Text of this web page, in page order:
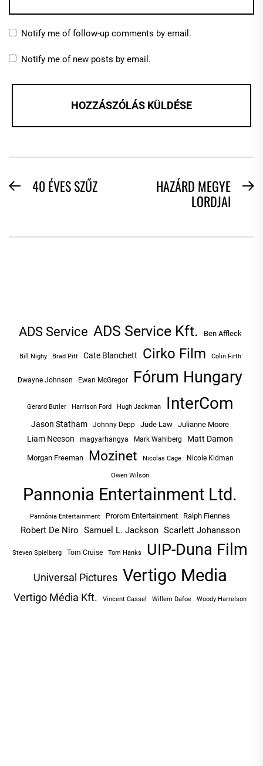
Notify me of follow-up comments by email.
Notify me of new posts by email.
BEJEGYZÉS
Previous40 ÉVES SZŰZ
HAZÁRD MEGYE
LORDJAI
ADS Service ADS Service Kft. Ben Affleck
Bill Nighy Brad Pitt Cate Blanchett Cirko Film Colin Firth
Dwayne Johnson Ewan McGregor Fórum Hungary
Gerard Butler Harrison Ford Hugh Jackman InterCom
Jason Statham Johnny Depp Jude Law Julianne Moore
Liam Neeson magyarhangya Mark Wahlberg Matt Damon
Morgan Freeman Mozinet Nicolas Cage Nicole Kidman
Owen Wilson
Pannonia Entertainment Ltd.
Pannónia Entertainment Prorom Entertainment Ralph Fiennes
Robert De Niro Samuel L. Jackson Scarlett Johansson
Steven Spielberg Tom Cruise Tom Hanks UIP-Duna Film
Universal Pictures Vertigo Media
Vertigo Média Kft. Vincent Cassel Willem Dafoe Woody Harrelson